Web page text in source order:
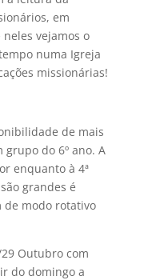
em
vejamos o
numa Igreja
missionárias!
de mais
do 6º ano. A
enquanto à 4ª
grandes é
de modo rotativo
Outubro com
do domingo a